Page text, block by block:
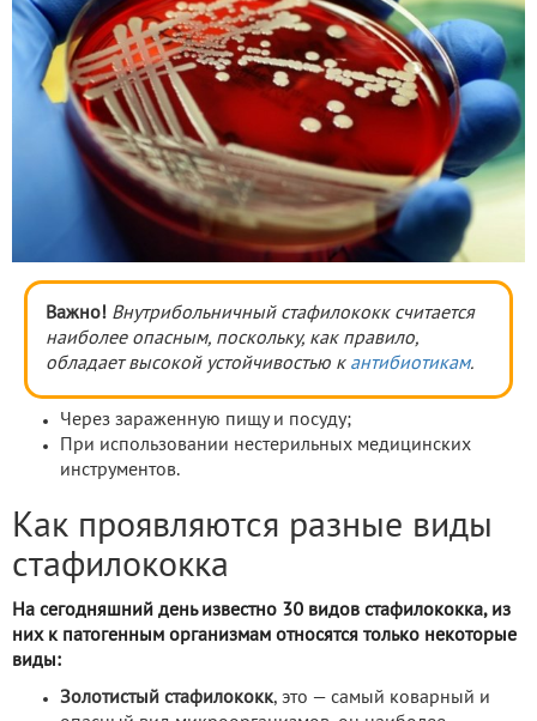
Важно! Внутрибольничный стафилококк считается
наиболее опасным, поскольку, как правило,
обладает высокой устойчивостью к антибиотикам.
Через зараженную пищу и посуду;
При использовании нестерильных медицинских
инструментов.
Как проявляются разные виды
стафилококка
На сегодняшний день известно 30 видов стафилококка, из
них к патогенным организмам относятся только некоторые
виды:
Золотистый стафилококк, это — самый коварный и